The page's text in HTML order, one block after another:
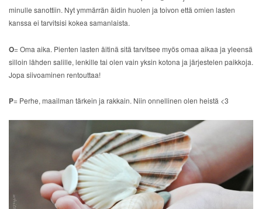
minulle sanottiin. Nyt ymmärrän äidin huolen ja toivon että omien lasten
kanssa ei tarvitsisi kokea samanlaista.
O= Oma aika. Pienten lasten äitinä sitä tarvitsee myös omaa aikaa ja yleensä
silloin lähden salille, lenkille tai olen vain yksin kotona ja järjestelen paikkoja.
Jopa siivoaminen rentouttaa!
P= Perhe, maailman tärkein ja rakkain. Niin onnellinen olen heistä <3